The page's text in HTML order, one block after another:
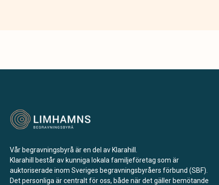
Vår begravningsbyrå är en del av Klarahill.
Klarahill består av kunniga lokala familjeföretag som är
auktoriserade inom Sveriges begravningsbyråers förbund (SBF).
Det personliga är centralt för oss, både när det gäller bemötande